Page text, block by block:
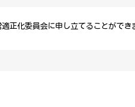
正化委員会に申し立てることができ